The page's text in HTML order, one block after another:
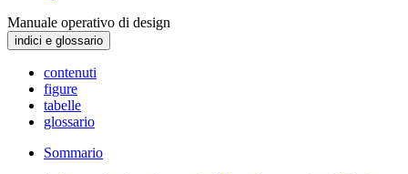
Manuale operativo di design
indici e glossario
contenuti
figure
tabelle
glossario
Sommario